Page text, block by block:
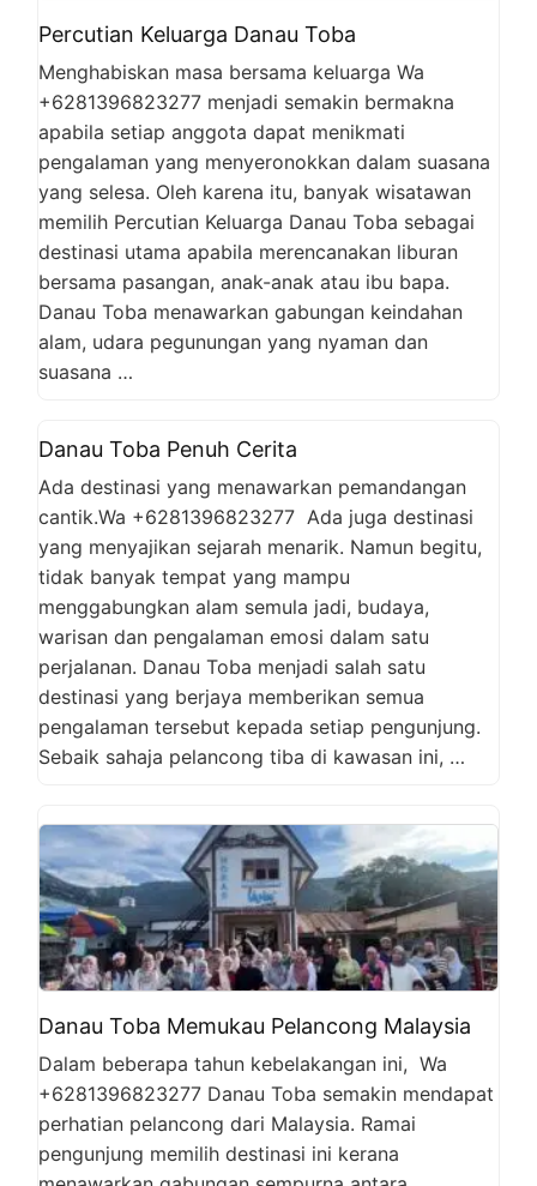
Percutian Keluarga Danau Toba
Menghabiskan masa bersama keluarga Wa
+6281396823277 menjadi semakin bermakna
apabila setiap anggota dapat menikmati
pengalaman yang menyeronokkan dalam suasana
yang selesa. Oleh karena itu, banyak wisatawan
memilih Percutian Keluarga Danau Toba sebagai
destinasi utama apabila merencanakan liburan
bersama pasangan, anak-anak atau ibu bapa.
Danau Toba menawarkan gabungan keindahan
alam, udara pegunungan yang nyaman dan
suasana …
Danau Toba Penuh Cerita
Ada destinasi yang menawarkan pemandangan
cantik.Wa +6281396823277 Ada juga destinasi
yang menyajikan sejarah menarik. Namun begitu,
tidak banyak tempat yang mampu
menggabungkan alam semula jadi, budaya,
warisan dan pengalaman emosi dalam satu
perjalanan. Danau Toba menjadi salah satu
destinasi yang berjaya memberikan semua
pengalaman tersebut kepada setiap pengunjung.
Sebaik sahaja pelancong tiba di kawasan ini, …
Danau Toba Memukau Pelancong Malaysia
Dalam beberapa tahun kebelakangan ini, Wa
+6281396823277 Danau Toba semakin mendapat
perhatian pelancong dari Malaysia. Ramai
pengunjung memilih destinasi ini kerana